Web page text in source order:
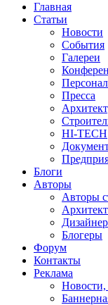
Главная
Статьи
Новости
События
Галереи
Пресса
HI-TECH
Блоги
Авторы
Авторы
Блогеры
Форум
Контакты
Реклама
Новости,